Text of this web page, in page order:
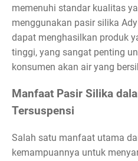
memenuhi standar kualitas
menggunakan pasir silika
dapat menghasilkan produk
tinggi, yang sangat penting
konsumen akan air yang
Manfaat Pasir Silika
Tersuspensi
Salah satu manfaat utama
kemampuannya untuk